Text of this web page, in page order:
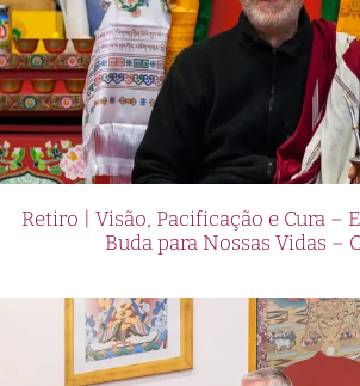
Retiro | Visão, Pacificação e Cura –
Buda para Nossas Vidas –